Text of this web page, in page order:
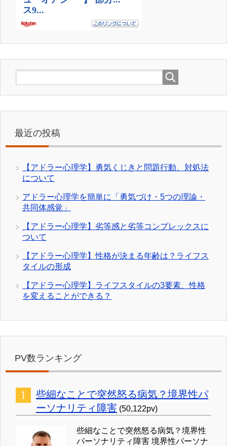
最近の投稿
【アドラー心理学】勇気くじきと問題行動、対処法
について
アドラー心理学を簡単に「勇気づけ・5つの理論・
共同体感覚」
【アドラー心理学】劣等感と劣等コンプレックスに
ついて
【アドラー心理学】性格が決まる年齢は？ライフス
タイルの形成
【アドラー心理学】ライフスタイルの3要素、性格
を変えることができる？
PV数ランキング
些細なことで突然怒る病気？境界性パ
ーソナリティ障害 (50,122pv)
些細なことで突然怒る病気？境界性
パーソナリティ障害 境界性パーソナ